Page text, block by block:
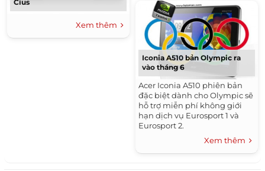
Cius
Xem thêm
Iconia A510 bản Olympic ra
vào tháng 6
Acer Iconia A510 phiên bản
đặc biệt dành cho Olympic sẽ
hỗ trợ miễn phí không giới
hạn dịch vụ Eurosport 1 và
Eurosport 2.
Xem thêm